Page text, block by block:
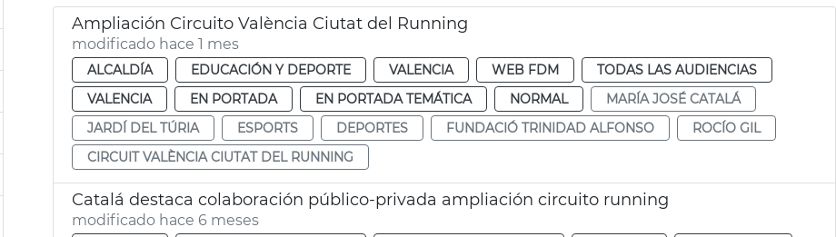
Ampliación Circuito València Ciutat del Running
modificado hace 1 mes
ALCALDÍA EDUCACIÓN Y DEPORTE VALENCIA WEB FDM
TODAS LAS AUDIENCIAS
VALENCIA
EN PORTADA EN PORTADA TEMÁTICA NORMAL
MARÍA JOSÉ CATALÁ
JARDÍ DEL TÚRIA
ESPORTS DEPORTES FUNDACIÓ TRINIDAD ALFONSO
ROCÍO GIL
CIRCUIT VALÈNCIA CIUTAT DEL RUNNING
Catalá destaca colaboración público-privada ampliación circuito running
modificado hace 6 meses